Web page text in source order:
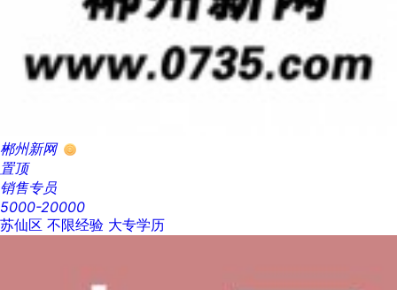
郴州新网
置顶
销售专员
5000-20000
苏仙区 不限经验 大专学历